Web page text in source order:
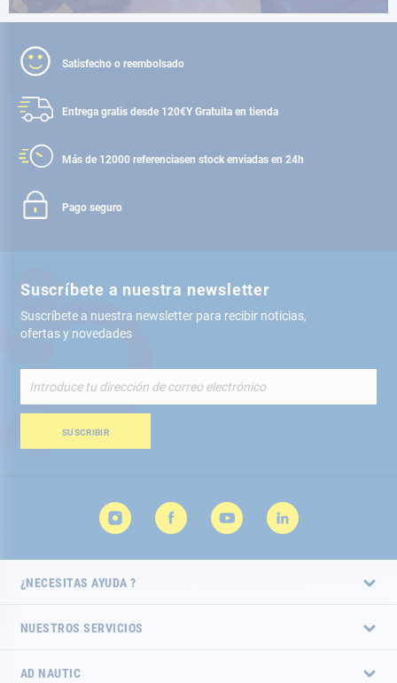
Satisfecho o reembolsado
Entrega gratis desde 120€Y Gratuita en tienda
Más de 12000 referenciasen stock enviadas en 24h
Pago seguro
Suscríbete a nuestra newsletter
Suscríbete a nuestra newsletter para recibir noticias,
ofertas y novedades
nuestro
de
SUSCRIBIR
¿NECESITAS AYUDA ?
NUESTROS SERVICIOS
AD NAUTIC